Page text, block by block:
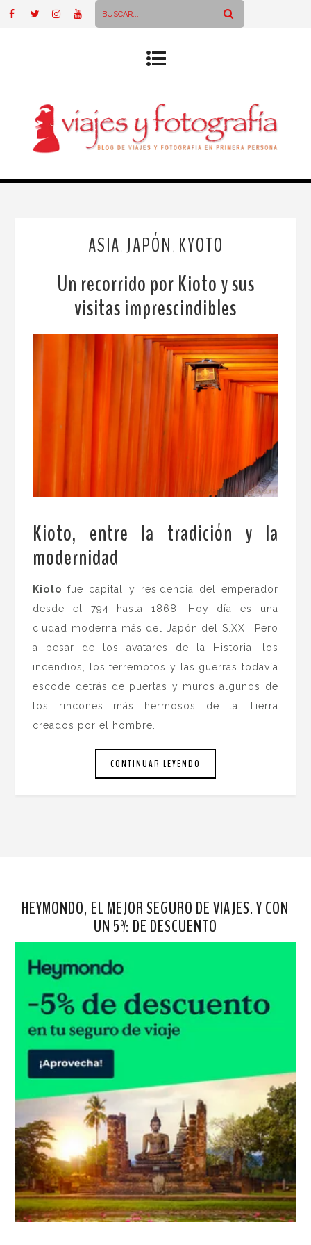
ASIA JAPÓN KYOTO
Un recorrido por Kioto y sus
visitas imprescindibles
Kioto, entre la tradición y la
modernidad
Kioto fue capital y residencia del emperador
desde el 794 hasta 1868. Hoy día es una
ciudad moderna más del Japón del S.XXI. Pero
a pesar de los avatares de la Historia, los
incendios, los terremotos y las guerras todavía
escode detrás de puertas y muros algunos de
los rincones más hermosos de la Tierra
creados por el hombre.
CONTINUAR LEYENDO
HEYMONDO, EL MEJOR SEGURO DE VIAJES. Y CON
UN 5% DE DESCUENTO